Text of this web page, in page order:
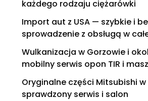
każdego rodzaju ciężarówki
Import aut z USA — szybkie i
sprowadzenie z obsługą w
Wulkanizacja w Gorzowie i
mobilny serwis opon TIR i
Oryginalne części Mitsubishi
sprawdzony serwis i salon